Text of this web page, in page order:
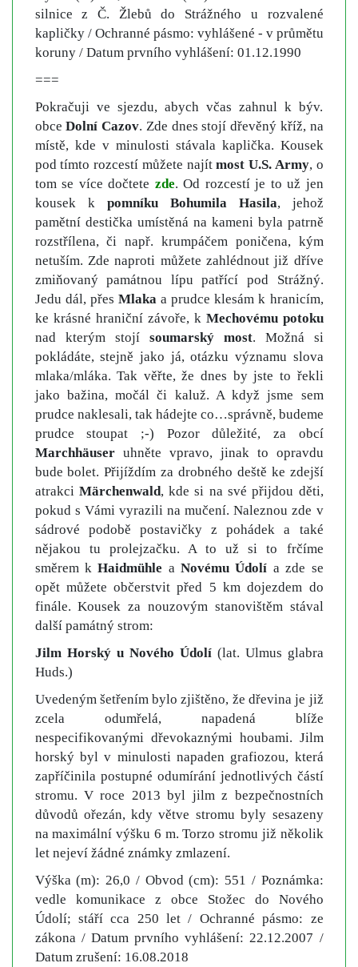
silnice z Č. Žlebů do Strážného u rozvalené
kapličky / Ochranné pásmo: vyhlášené - v průmětu
koruny / Datum prvního vyhlášení: 01.12.1990
===
Pokračuji ve sjezdu, abych včas zahnul k býv.
obceDolní Cazov. Zde dnes stojí dřevěný kříž, na
místě, kde v minulosti stávala kaplička. Kousek
pod tímto rozcestí můžete najítmost U.S. Army, o
tom se více dočtete zde. Od rozcestí je to už jen
kousek k pomníku Bohumila Hasila, jehož
pamětní destička umístěná na kameni byla patrně
rozstřílena, či např. krumpáčem poničena, kým
netuším. Zde naproti můžete zahlédnout již dříve
zmiňovaný památnou lípu patřící pod Strážný.
Jedu dál, přes Mlaka a prudce klesám k hranicím,
ke krásné hraniční závoře, k Mechovému potoku
nad kterým stojí soumarský most. Možná si
pokládáte, stejně jako já, otázku významu slova
mlaka/mláka. Tak věřte, že dnes by jste to řekli
jako bažina, močál či kaluž. A když jsme sem
prudce naklesali, tak hádejte co…správně, budeme
prudce stoupat ;-) Pozor důležité, za obcí
Marchhäuseruhněte vpravo, jinak to opravdu
bude bolet. Přijíždím za drobného deště ke zdejší
atrakci Märchenwald, kde si na své přijdou děti,
pokud s Vámi vyrazili na mučení. Naleznou zde v
sádrové podobě postavičky z pohádek a také
nějakou tu prolejzačku. A to už si to frčíme
směrem kHaidmühle a Novému Údolí a zde se
opět můžete občerstvit před 5 km dojezdem do
finále. Kousek za nouzovým stanovištěm stával
další památný strom:
Jilm Horský u Nového Údolí(lat. Ulmus glabra
Huds.)
Uvedeným šetřením bylo zjištěno, že dřevina je již
zcela odumřelá, napadená blíže
nespecifikovanými dřevokaznými houbami. Jilm
horský byl v minulosti napaden grafiozou, která
zapříčinila postupné odumírání jednotlivých částí
stromu. V roce 2013 byl jilm z bezpečnostních
důvodů ořezán, kdy větve stromu byly sesazeny
na maximální výšku 6 m. Torzo stromu již několik
let nejeví žádné známky zmlazení.
Výška (m): 26,0 / Obvod (cm): 551 / Poznámka:
vedle komunikace z obce Stožec do Nového
Údolí; stáří cca 250 let / Ochranné pásmo: ze
zákona / Datum prvního vyhlášení: 22.12.2007 /
Datum zrušení: 16.08.2018